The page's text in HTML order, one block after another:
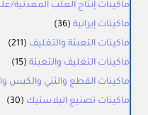
ماكينات إنتاج العلب المعدنية/
ماكينات إيرانية (36)
ماكينات التعبئة والتغليف (211)
ماكينات التغليف والتعبئة (15)
ماكينات القطع والثني والكبس
ماكينات تصنيع البلاستيك (30)